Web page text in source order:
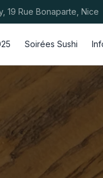
19 Rue Bonaparte, Nice
Soirées Sushi